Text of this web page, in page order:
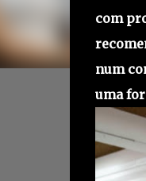
com
num
uma